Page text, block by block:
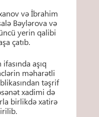
və İbrahim
Bəylərova və
yerin qalibi
çatıb.
aşıq
məharətli
təşrif
xadimi də
birlikdə xatirə